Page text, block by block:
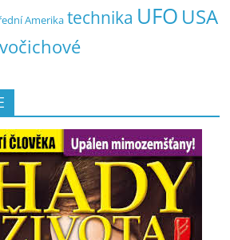
Amerika technika UFO USA